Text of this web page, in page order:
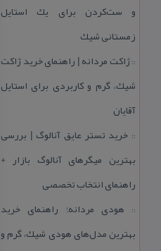
و ست‌كردن برای یك استایل
زمستانی شیك
::ژاكت مردانه | راهنمای خرید ژاكت
شیك، گرم و كاربردی برای استایل
آقایان
:: خرید تستر عایق آنالوگ | بررسی
بهترین میگرهای آنالوگ بازار +
راهنمای انتخاب تخصصی
:: هودی مردانه؛ راهنمای خرید
بهترین مدل‌های هودی شیك، گرم و